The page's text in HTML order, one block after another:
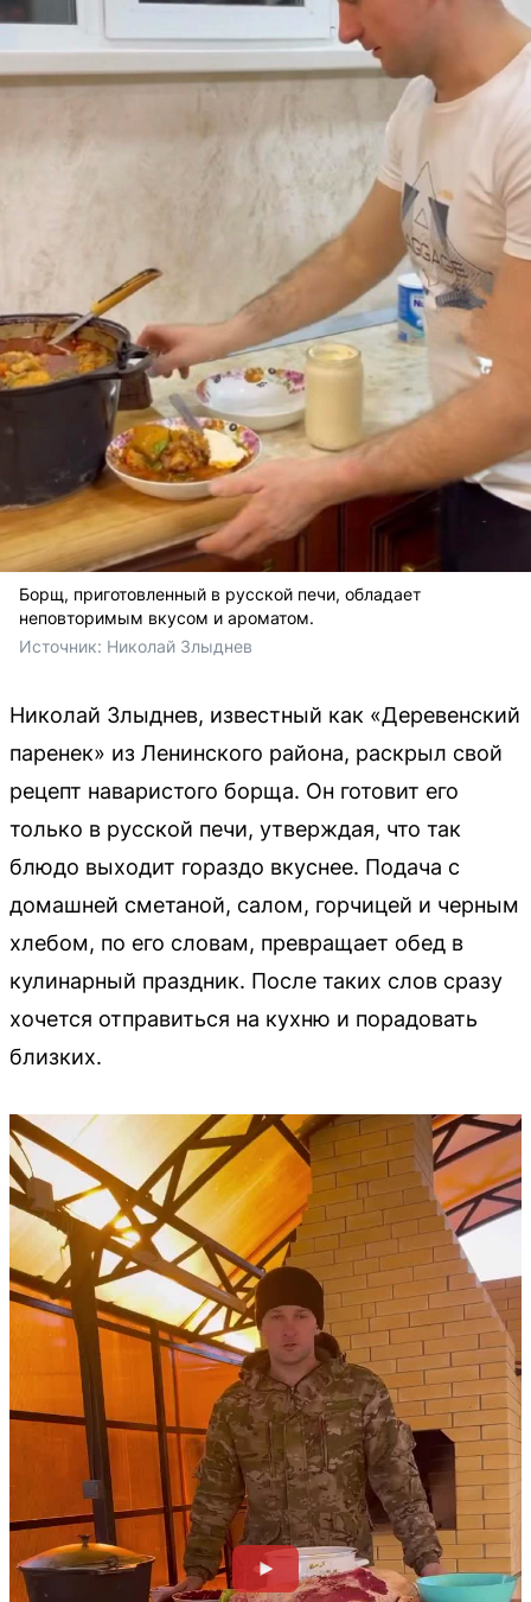
Борщ, приготовленный в русской печи, обладает
неповторимым вкусом и ароматом.
Источник: Николай Злыднев
Николай Злыднев, известный как «Деревенский
паренек» из Ленинского района, раскрыл свой
рецепт наваристого борща. Он готовит его
только в русской печи, утверждая, что так
блюдо выходит гораздо вкуснее. Подача с
домашней сметаной, салом, горчицей и черным
хлебом, по его словам, превращает обед в
кулинарный праздник. После таких слов сразу
хочется отправиться на кухню и порадовать
близких.